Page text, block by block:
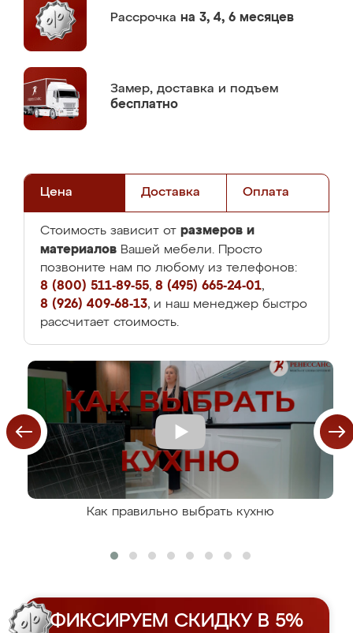
Рассрочка на 3, 4, 6 месяцев
Замер, доставка и подъем
бесплатно
Цена Доставка Оплата
Стоимость зависит от размеров и
материалов Вашей мебели. Просто
позвоните нам по любому из телефонов:
8 (800) 511-89-55, 8 (495) 665-24-01,
8 (926) 409-68-13, и наш менеджер быстро
рассчитает стоимость.
Как правильно выбрать кухню
ФИКСИРУЕМ СКИДКУ В 5%